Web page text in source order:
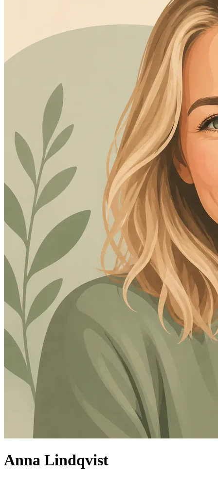
Anna Lindqvist